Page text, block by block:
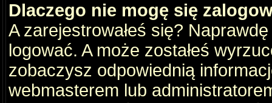
Dlaczego nie mogę się
A zarejestrowałeś się?
logować. A może zostałeś
zobaczysz odpowiednią
webmasterem lub